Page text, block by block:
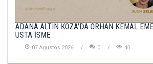
ADANA ALTIN KOZA'DA ORHAN KEMAL
USTA İSME
07 Agustos 2026 0 40